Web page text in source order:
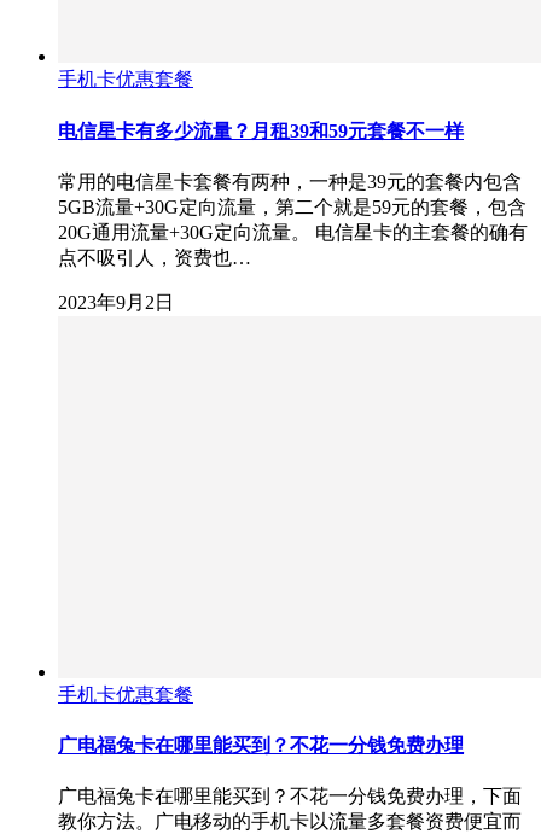
手机卡优惠套餐
电信星卡有多少流量？月租39和59元套餐不一样
常用的电信星卡套餐有两种，一种是39元的套餐内包含
5GB流量+30G定向流量，第二个就是59元的套餐，包含
20G通用流量+30G定向流量。 电信星卡的主套餐的确有
点不吸引人，资费也…
2023年9月2日
手机卡优惠套餐
广电福兔卡在哪里能买到？不花一分钱免费办理
广电福兔卡在哪里能买到？不花一分钱免费办理，下面
教你方法。广电移动的手机卡以流量多套餐资费便宜而